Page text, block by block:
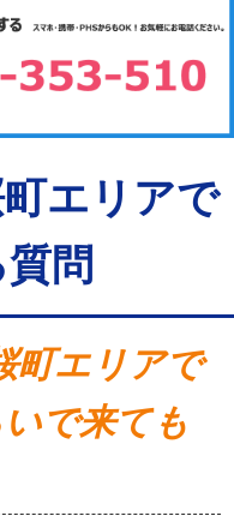
エリアで
問
町エリアで
で来ても